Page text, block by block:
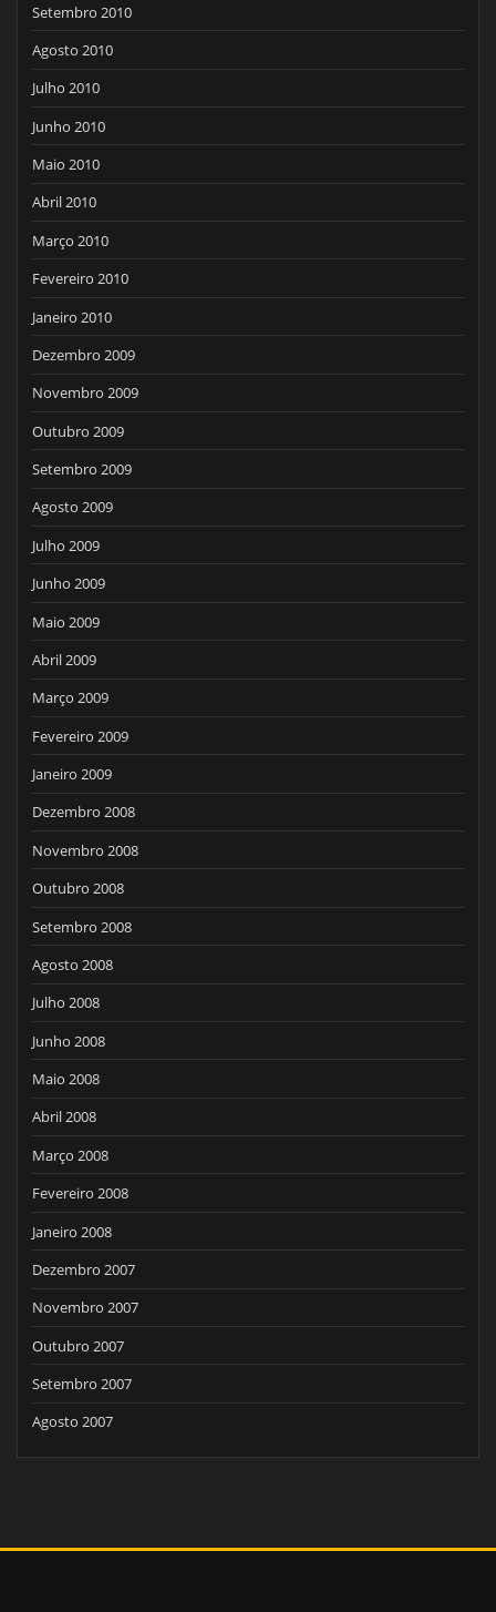
Setembro 2010
Agosto 2010
Julho 2010
Junho 2010
Maio 2010
Abril 2010
Março 2010
Fevereiro 2010
Janeiro 2010
Dezembro 2009
Novembro 2009
Outubro 2009
Setembro 2009
Agosto 2009
Julho 2009
Junho 2009
Maio 2009
Abril 2009
Março 2009
Fevereiro 2009
Janeiro 2009
Dezembro 2008
Novembro 2008
Outubro 2008
Setembro 2008
Agosto 2008
Julho 2008
Junho 2008
Maio 2008
Abril 2008
Março 2008
Fevereiro 2008
Janeiro 2008
Dezembro 2007
Novembro 2007
Outubro 2007
Setembro 2007
Agosto 2007